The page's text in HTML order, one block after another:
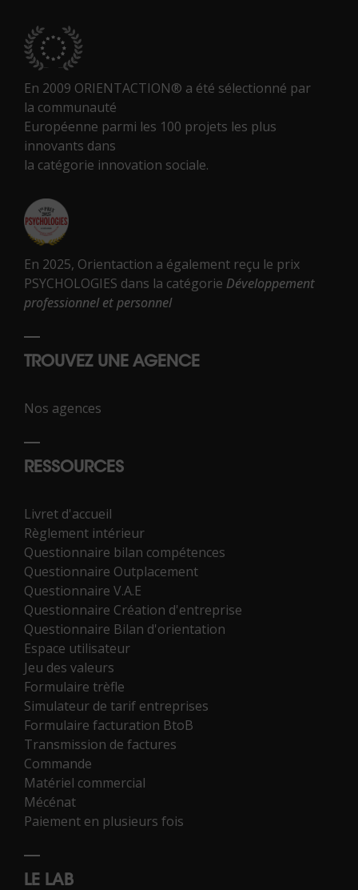
En 2009 ORIENTACTION® a été sélectionné par
la communauté
Européenne parmi les 100 projets les plus
innovants dans
la catégorie innovation sociale.
En 2025, Orientaction a également reçu le prix
PSYCHOLOGIES dans la catégorie Développement
professionnel et personnel
TROUVEZ UNE AGENCE
Nos agences
RESSOURCES
Livret d'accueil
Règlement intérieur
Questionnaire bilan compétences
Questionnaire Outplacement
Questionnaire V.A.E
Questionnaire Création d'entreprise
Questionnaire Bilan d'orientation
Espace utilisateur
Jeu des valeurs
Formulaire trèfle
Simulateur de tarif entreprises
Formulaire facturation BtoB
Transmission de factures
Commande
Matériel commercial
Mécénat
Paiement en plusieurs fois
LE LAB